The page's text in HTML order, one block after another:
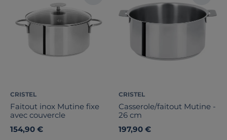
CRISTEL
Faitout inox Mutine fixe
avec couvercle
154,90 €
CRISTEL
Casserole/faitout Mutine -
26 cm
197,90 €